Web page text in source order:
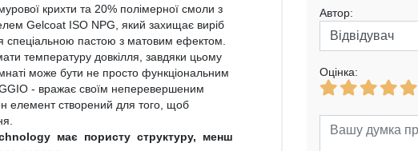
крихти та 20% полімерної смоли з
Gelcoat ISO NPG, який захищає виріб
спеціальною пастою з матовим ефектом.
температуру довкілля, завдяки цьому
може бути не просто функціональним
- вражає своїм неперевершеним
елемент створений для того, щоб
має пористу структуру, менш
Автор:
Оцінка: